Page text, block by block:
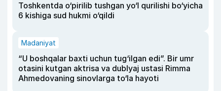
Toshkentda o‘pirilib tushgan yo‘l qurilishi bo‘yicha
6 kishiga sud hukmi o‘qildi
Madaniyat
“U boshqalar baxti uchun tug‘ilgan edi”. Bir umr
otasini kutgan aktrisa va dublyaj ustasi Rimma
Ahmedovaning sinovlarga to‘la hayoti